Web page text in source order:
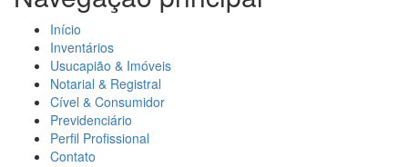
Início
Inventários
Usucapião & Imóveis
Notarial & Registral
Cível & Consumidor
Previdenciário
Perfil Profissional
Contato